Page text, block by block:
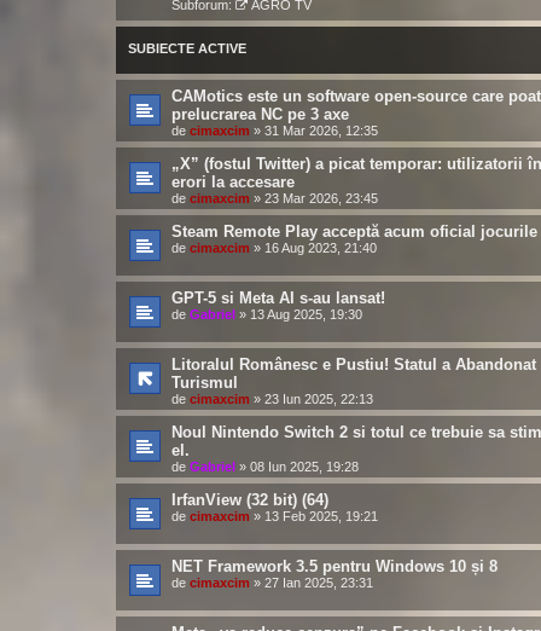
Subforum:
AGRO TV
SUBIECTE ACTIVE
CAMotics este un software open-source care
prelucrarea NC pe 3 axe
de cimaxcim » 31 Mar 2026, 12:35
„X” (fostul Twitter) a picat temporar: utilizatorii
erori la accesare
de cimaxcim » 23 Mar 2026, 23:45
Steam Remote Play acceptă acum oficial jocurile
de cimaxcim » 16 Aug 2023, 21:40
GPT-5 si Meta AI s-au lansat!
de Gabriel » 13 Aug 2025, 19:30
Litoralul Românesc e Pustiu! Statul a Abandonat
Turismul
de cimaxcim » 23 Iun 2025, 22:13
Noul Nintendo Switch 2 si totul ce trebuie sa
el.
de Gabriel » 08 Iun 2025, 19:28
IrfanView (32 bit) (64)
de cimaxcim » 13 Feb 2025, 19:21
NET Framework 3.5 pentru Windows 10 și 8
de cimaxcim » 27 Ian 2025, 23:31